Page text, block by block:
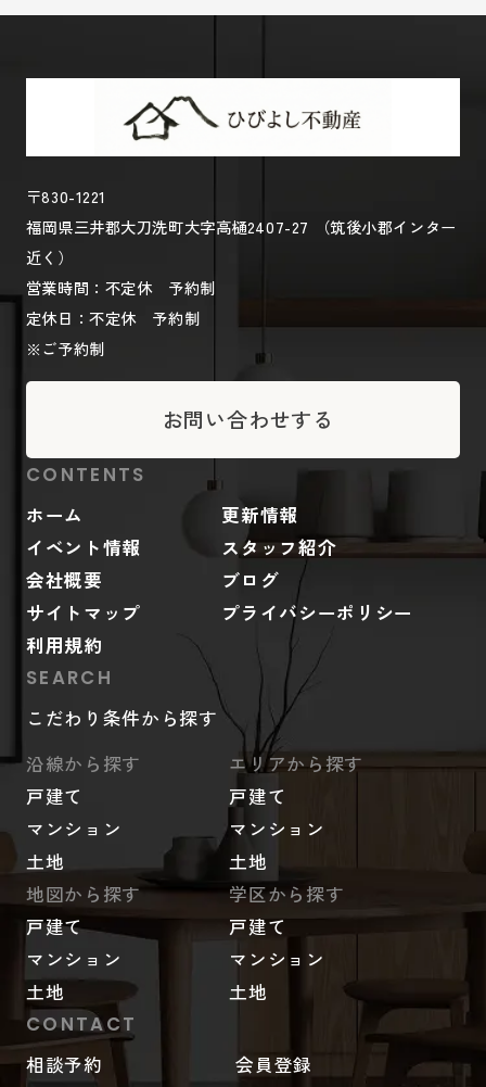
〒830-1221
福岡県三井郡大刀洗町大字高樋2407-27 （筑後小郡インター
近く）
営業時間：不定休 予約制
定休日：不定休 予約制
※ご予約制
お問い合わせする
CONTENTS
ホーム
更新情報
イベント情報
スタッフ紹介
会社概要
ブログ
サイトマップ
プライバシーポリシー
利用規約
SEARCH
こだわり条件から探す
沿線から探す
戸建て
マンション
土地
エリアから探す
戸建て
マンション
土地
地図から探す
戸建て
マンション
土地
学区から探す
戸建て
マンション
土地
CONTACT
相談予約
会員登録